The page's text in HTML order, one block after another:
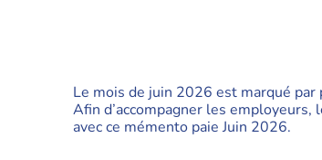
Le mois de juin 2026 est marqué
Afin d’accompagner les
avec ce mémento paie Juin 2026.